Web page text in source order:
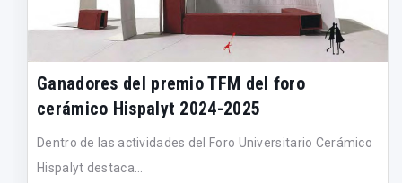
Ganadores del premio TFM del foro
cerámico Hispalyt 2024-2025
Dentro de las actividades del Foro Universitario Cerámico
Hispalyt destaca...